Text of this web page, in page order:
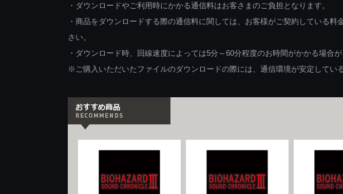
・ダウンロードやご利用時にかかる通信料はお客さまのご負担となります。
・商品をダウンロードする際の通信料に関しては、お客様がご契約している
さい。
・ダウンロード時、回線速度によっては5分～60分程度のお時間がかかる場合が
※ご購入いただいたファイルのダウンロードの際には、通信環境が安定してい